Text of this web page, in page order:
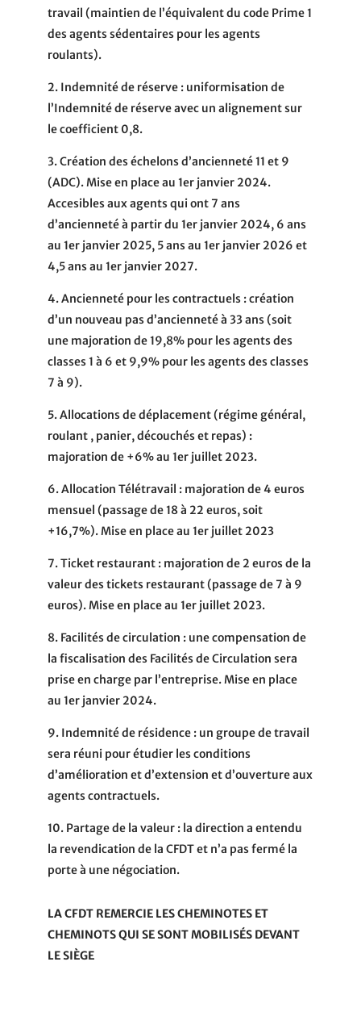
travail (maintien de l’équivalent du code Prime 1
des agents sédentaires pour les agents
roulants).
2. Indemnité de réserve : uniformisation de
l’Indemnité de réserve avec un alignement sur
le coefficient 0,8.
3. Création des échelons d’ancienneté11 et 9
(ADC). Mise en place au 1er janvier 2024.
Accesibles aux agents qui ont 7 ans
d’ancienneté à partir du 1er janvier 2024, 6 ans
au 1er janvier 2025, 5 ans au 1er janvier 2026 et
4,5 ans au 1er janvier 2027.
4. Ancienneté pour les contractuels : création
d’un nouveau pas d’ancienneté à 33 ans (soit
une majoration de 19,8% pour les agents des
classes 1 à 6 et 9,9% pour les agents des classes
7 à 9).
5. Allocations de déplacement(régime général,
roulant , panier, découchés et repas) :
majoration de +6% au 1er juillet 2023.
6. Allocation Télétravail : majoration de 4 euros
mensuel (passage de 18 à 22 euros, soit
+16,7%). Mise en place au 1er juillet 2023
7. Ticket restaurant : majoration de 2 euros de la
valeur des tickets restaurant (passage de 7 à 9
euros). Mise en place au 1er juillet 2023.
8. Facilités de circulation : une compensation de
la fiscalisation des Facilités de Circulation sera
prise en charge par l’entreprise. Mise en place
au 1er janvier 2024.
9. Indemnité de résidence : un groupe de travail
sera réuni pour étudier les conditions
d’amélioration et d’extension et d’ouverture aux
agents contractuels.
10. Partage de la valeur : la direction a entendu
la revendication de la CFDT et n’a pas fermé la
porte à une négociation.
LA CFDT REMERCIE LES CHEMINOTES ET
CHEMINOTS QUI SE SONT MOBILISÉS DEVANT
LE SIÈGE